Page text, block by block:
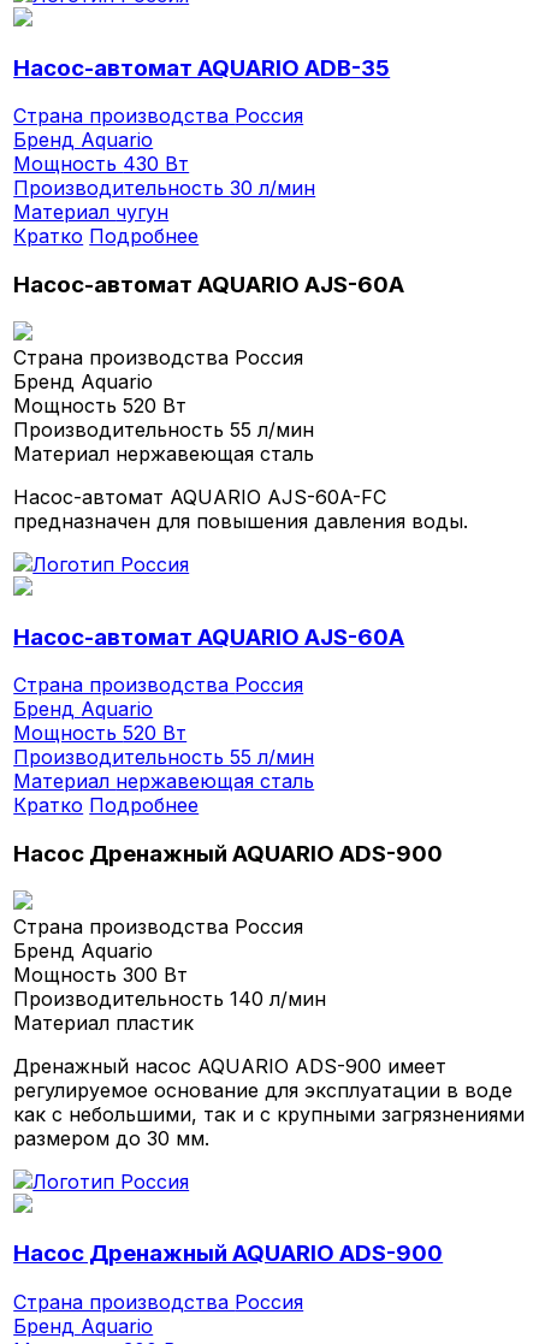
Насос-автомат AQUARIO ADB-35
Страна производства Россия
Бренд Aquario
Мощность 430 Вт
Производительность30 л/мин
Материал чугун
Кратко Подробнее
Насос-автомат AQUARIO AJS-60A
Страна производства Россия
Бренд Aquario
Мощность520 Вт
Производительность55 л/мин
Материал нержавеющая сталь
Насос-автомат AQUARIO AJS-60A-FC
предназначен для повышения давления воды.
Насос-автомат AQUARIO AJS-60A
Страна производства Россия
Бренд Aquario
Мощность520 Вт
Производительность55 л/мин
Материал нержавеющая сталь
Кратко Подробнее
Насос Дренажный AQUARIO ADS-900
Страна производства Россия
Бренд Aquario
Мощность300 Вт
Производительность140 л/мин
Материал пластик
Дренажный насос AQUARIO ADS-900 имеет
регулируемое основание для эксплуатации в воде
как с небольшими, так и с крупными загрязнениями
размером до 30 мм.
Насос Дренажный AQUARIO ADS-900
Страна производства Россия
Бренд Aquario